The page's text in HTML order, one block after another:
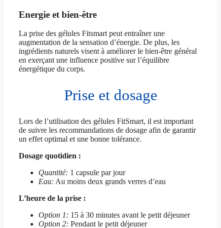
Energie et bien-être
La prise des gélules Fitsmart peut entraîner une
augmentation de la sensation d’énergie. De plus, les
ingrédients naturels visent à améliorer le bien-être général
en exerçant une influence positive sur l’équilibre
énergétique du corps.
Prise et dosage
Lors de l’utilisation des gélules FitSmart, il est important
de suivre les recommandations de dosage afin de garantir
un effet optimal et une bonne tolérance.
Dosage quotidien :
Quantité: 1 capsule par jour
Eau: Au moins deux grands verres d’eau
L’heure de la prise :
Option 1: 15 à 30 minutes avant le petit déjeuner
Option 2: Pendant le petit déjeuner